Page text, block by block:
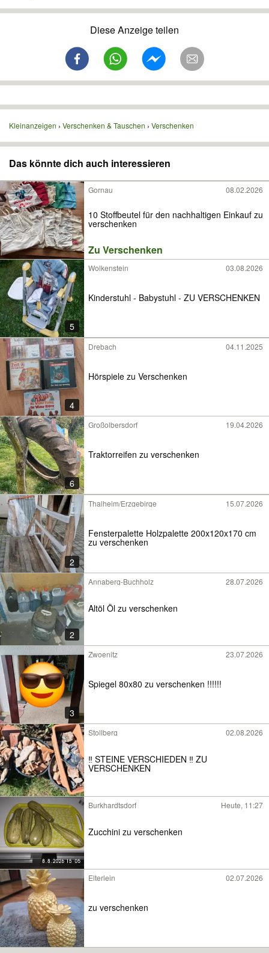
Diese Anzeige teilen
Kleinanzeigen Verschenken & Tauschen Verschenken
Das könnte dich auch interessieren
Gornau 08.02.2026
10 Stoffbeutel für den nachhaltigen Einkauf zu
verschenken
Zu Verschenken
5
Wolkenstein 03.08.2026
Kinderstuhl - Babystuhl - ZU VERSCHENKEN
4
Drebach 04.11.2025
Hörspiele zu Verschenken
6
Großolbersdorf 19.04.2026
Traktorreifen zu verschenken
2
Thalheim/Erzgebirge 15.07.2026
Fensterpalette Holzpalette 200x120x170 cm
zu verschenken
2
Annaberg-Buchholz 28.07.2026
Altöl Öl zu verschenken
3
Zwoenitz 23.07.2026
Spiegel 80x80 zu verschenken !!!!!!
Stollberg 02.08.2026
‼️ STEINE VERSCHIEDEN ‼️ ZU
VERSCHENKEN
Burkhardtsdorf Heute, 11:27
Zucchini zu verschenken
Elterlein 02.07.2026
zu verschenken